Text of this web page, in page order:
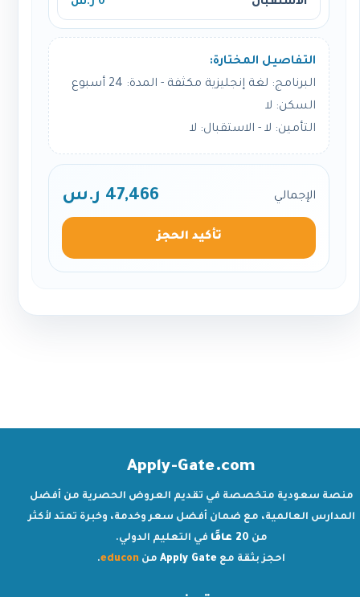
التفاصيل المختارة:
البرنامج: لغة إنجليزية مكثفة - المدة: 24 أسبوع
السكن: لا
التأمين: لا - الاستقبال: لا
الإجمالي 47,466 ر.س
تأكيد الحجز
Apply-Gate.com
منصة سعودية متخصصة في تقديم العروض الحصرية من أفضل
المدارس العالمية، مع ضمان أفضل سعر وخدمة، وخبرة تمتد لأكثر
من 20 عامًا
في التعليم الدولي.
احجز بثقة مع Apply Gate من educon
.